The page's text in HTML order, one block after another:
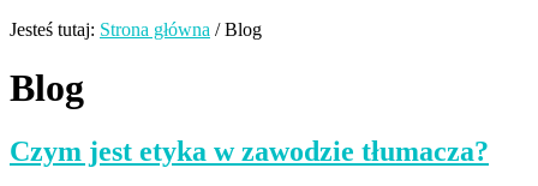
Jesteś tutaj: Strona główna /Blog
Blog
Czym jest etyka w zawodzie tłumacza?